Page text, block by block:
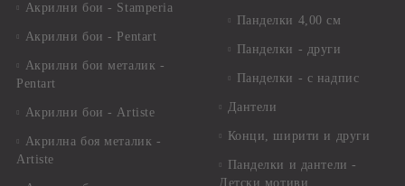
Акрилни бои - Stamperia
Акрилни бои - Pentart
Акрилни бои металик -
Pentart
Акрилни бои - Artiste
Акрилна боя металик -
Artiste
Панделки 4,00 см
Панделки - други
Панделки - с надпис
Дантели
Конци, ширити и други
Панделки и дантели -
Детски мотиви